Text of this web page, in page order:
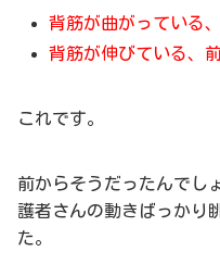
背筋が曲がっている
背筋が伸びている、
これです。
前からそうだったんでし
護者さんの動きばっかり
た。